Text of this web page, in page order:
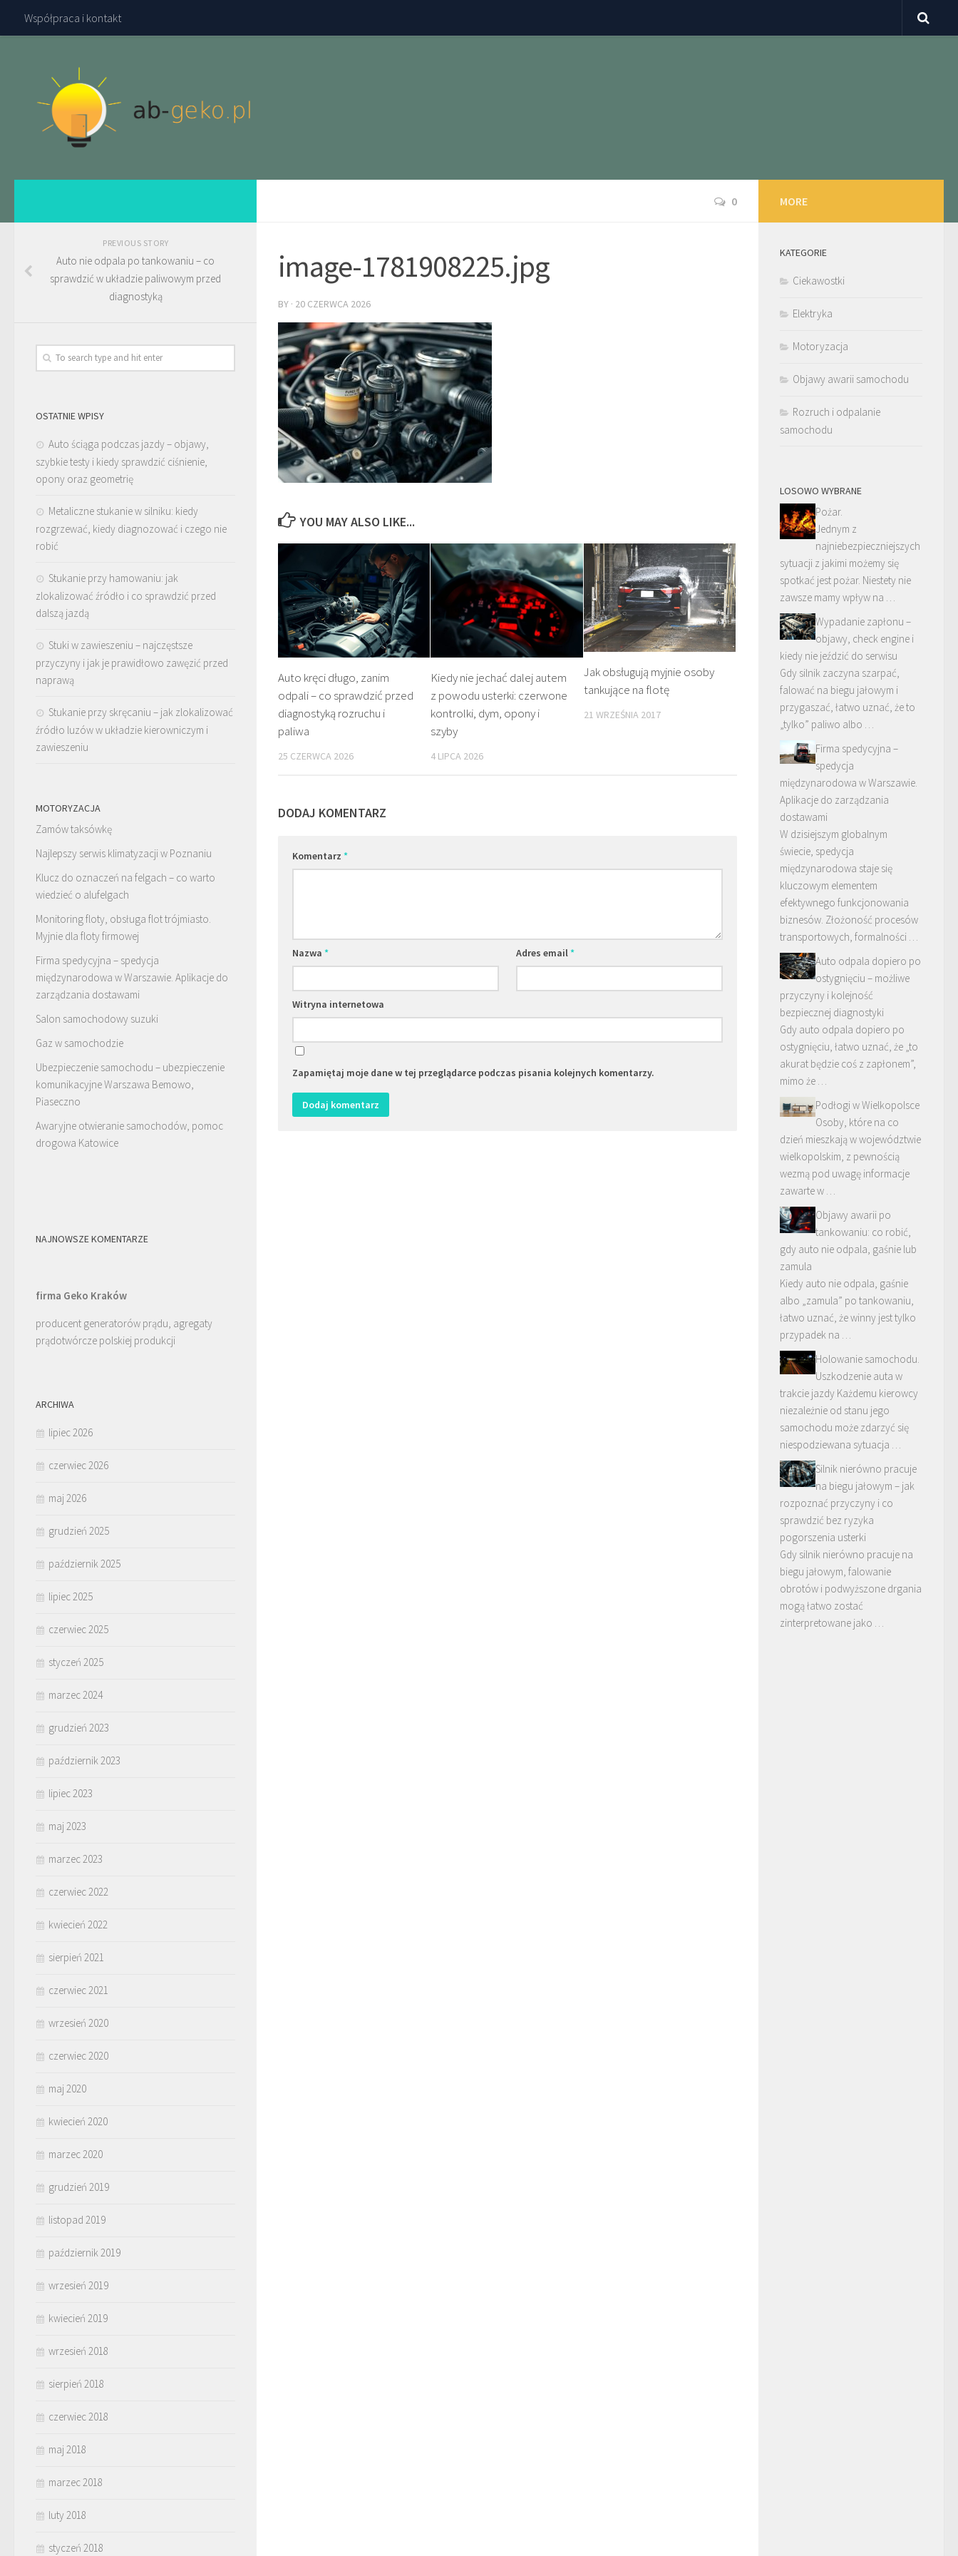
Współpraca i kontakt
0
image-1781908225.jpg
BY · 20 CZERWCA 2026
YOU MAY ALSO LIKE...
Auto kręci długo, zanim
odpali – co sprawdzić przed
diagnostyką rozruchu i
paliwa
25 CZERWCA 2026
Kiedy nie jechać dalej autem
z powodu usterki: czerwone
kontrolki, dym, opony i
szyby
4 LIPCA 2026
Jak obsługują myjnie osoby
tankujące na flotę
21 WRZEŚNIA 2017
DODAJ KOMENTARZ
Komentarz *
Nazwa * Adres email*
Witryna internetowa
Zapamiętaj moje dane w tej przeglądarce podczas pisania kolejnych komentarzy.
PREVIOUS STORY
Auto nie odpala po tankowaniu – co
sprawdzić w układzie paliwowym przed
diagnostyką
OSTATNIE WPISY
Auto ściąga podczas jazdy – objawy,
szybkie testy i kiedy sprawdzić ciśnienie,
opony oraz geometrię
Metaliczne stukanie w silniku: kiedy
rozgrzewać, kiedy diagnozować i czego nie
robić
Stukanie przy hamowaniu: jak
zlokalizować źródło i co sprawdzić przed
dalszą jazdą
Stuki w zawieszeniu – najczęstsze
przyczyny i jak je prawidłowo zawęzić przed
naprawą
Stukanie przy skręcaniu – jak zlokalizować
źródło luzów w układzie kierowniczym i
zawieszeniu
MOTORYZACJA
Zamów taksówkę
Najlepszy serwis klimatyzacji w Poznaniu
Klucz do oznaczeń na felgach – co warto
wiedzieć o alufelgach
Monitoring floty, obsługa flot trójmiasto.
Myjnie dla floty firmowej
Firma spedycyjna – spedycja
międzynarodowa w Warszawie. Aplikacje do
zarządzania dostawami
Salon samochodowy suzuki
Gaz w samochodzie
Ubezpieczenie samochodu – ubezpieczenie
komunikacyjne Warszawa Bemowo,
Piaseczno
Awaryjne otwieranie samochodów, pomoc
drogowa Katowice
NAJNOWSZE KOMENTARZE
firma Geko Kraków
producent generatorów prądu, agregaty
prądotwórcze polskiej produkcji
ARCHIWA
lipiec 2026
czerwiec 2026
maj 2026
grudzień 2025
październik 2025
lipiec 2025
czerwiec 2025
styczeń 2025
marzec 2024
grudzień 2023
październik 2023
lipiec 2023
maj 2023
marzec 2023
czerwiec 2022
kwiecień 2022
sierpień 2021
czerwiec 2021
wrzesień 2020
czerwiec 2020
maj 2020
kwiecień 2020
marzec 2020
grudzień 2019
listopad 2019
październik 2019
wrzesień 2019
kwiecień 2019
wrzesień 2018
sierpień 2018
czerwiec 2018
maj 2018
marzec 2018
luty 2018
styczeń 2018
MORE
KATEGORIE
Ciekawostki
Elektryka
Motoryzacja
Objawy awarii samochodu
Rozruch i odpalanie
samochodu
LOSOWO WYBRANE
Pożar.
Jednym z
najniebezpieczniejszych
sytuacji z jakimi możemy się
spotkać jest pożar. Niestety nie
zawsze mamy wpływ na …
Wypadanie zapłonu –
objawy, check engine i
kiedy nie jeździć do serwisu
Gdy silnik zaczyna szarpać,
falować na biegu jałowym i
przygaszać, łatwo uznać, że to
„tylko” paliwo albo …
Firma spedycyjna –
spedycja
międzynarodowa w Warszawie.
Aplikacje do zarządzania
dostawami
W dzisiejszym globalnym
świecie, spedycja
międzynarodowa staje się
kluczowym elementem
efektywnego funkcjonowania
biznesów. Złożoność procesów
transportowych, formalności …
Auto odpala dopiero po
ostygnięciu – możliwe
przyczyny i kolejność
bezpiecznej diagnostyki
Gdy auto odpala dopiero po
ostygnięciu, łatwo uznać, że „to
akurat będzie coś z zapłonem”,
mimo że …
Podłogi w Wielkopolsce
Osoby, które na co
dzień mieszkają w województwie
wielkopolskim, z pewnością
wezmą pod uwagę informacje
zawarte w …
Objawy awarii po
tankowaniu: co robić,
gdy auto nie odpala, gaśnie lub
zamula
Kiedy auto nie odpala, gaśnie
albo „zamula” po tankowaniu,
łatwo uznać, że winny jest tylko
przypadek na …
Holowanie samochodu.
Uszkodzenie auta w
trakcie jazdy Każdemu kierowcy
niezależnie od stanu jego
samochodu może zdarzyć się
niespodziewana sytuacja …
Silnik nierówno pracuje
na biegu jałowym – jak
rozpoznać przyczyny i co
sprawdzić bez ryzyka
pogorszenia usterki
Gdy silnik nierówno pracuje na
biegu jałowym, falowanie
obrotów i podwyższone drgania
mogą łatwo zostać
zinterpretowane jako …